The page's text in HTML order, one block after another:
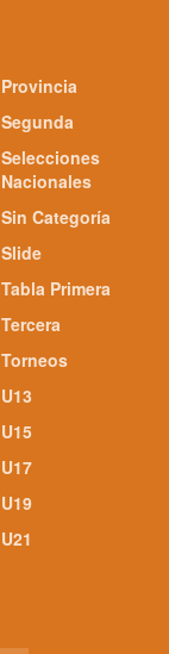
Provincia
Segunda
Selecciones
Nacionales
Sin Categoría
Slide
Tabla Primera
Tercera
Torneos
U13
U15
U17
U19
U21